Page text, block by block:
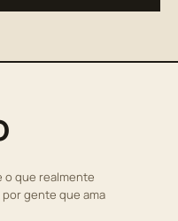
o que realmente
por gente que ama